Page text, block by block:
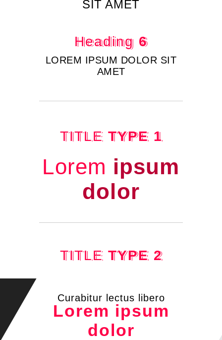
SIT AMET
Heading 6
LOREM IPSUM DOLOR SIT
AMET
TITLE TYPE 1
Lorem ipsum
dolor
TITLE TYPE 2
Curabitur lectus libero
Lorem ipsum
dolor